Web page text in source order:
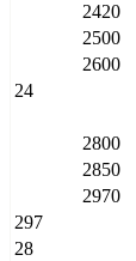
2420
2500
2600
24
2800
2850
2970
297
28